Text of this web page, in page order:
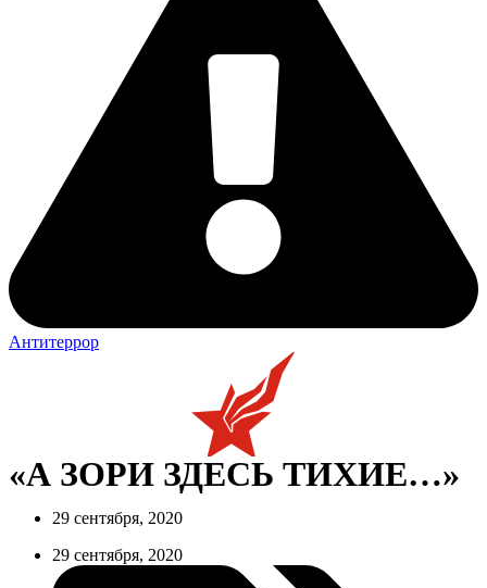
Антитеррор
«А ЗОРИ ЗДЕСЬ ТИХИЕ…»
29 сентября, 2020
29 сентября, 2020